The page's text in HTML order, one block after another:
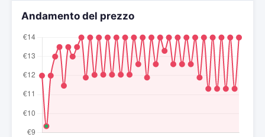
Andamento del prezzo